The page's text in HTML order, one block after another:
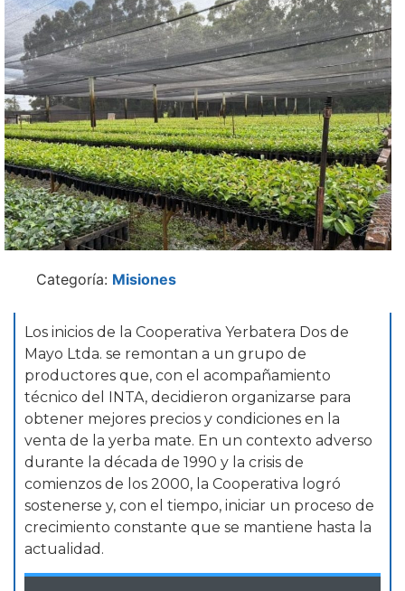
Categoría: Misiones
Los inicios de la Cooperativa Yerbatera Dos de
Mayo Ltda. se remontan a un grupo de
productores que, con el acompañamiento
técnico del INTA, decidieron organizarse para
obtener mejores precios y condiciones en la
venta de la yerba mate. En un contexto adverso
durante la década de 1990 y la crisis de
comienzos de los 2000, la Cooperativa logró
sostenerse y, con el tiempo, iniciar un proceso de
crecimiento constante que se mantiene hasta la
actualidad.